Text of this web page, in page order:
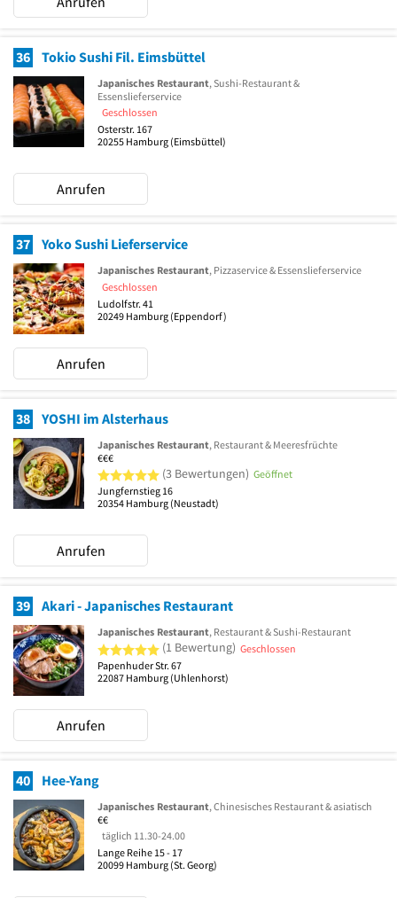
36 Tokio Sushi Fil. Eimsbüttel
Japanisches Restaurant, Sushi-Restaurant &
Essenslieferservice
Geschlossen
Osterstr. 167
20255 Hamburg (Eimsbüttel)
Anrufen
37 Yoko Sushi Lieferservice
Japanisches Restaurant, Pizzaservice & Essenslieferservice
Geschlossen
Ludolfstr. 41
20249 Hamburg (Eppendorf)
Anrufen
38 YOSHI im Alsterhaus
Japanisches Restaurant, Restaurant & Meeresfrüchte
€€€
5 von 5 Sternen
(3 Bewertungen) Geöffnet
Jungfernstieg 16
20354 Hamburg (Neustadt)
Anrufen
39 Akari - Japanisches Restaurant
Japanisches Restaurant, Restaurant & Sushi-Restaurant
5 von 5 Sternen
(1 Bewertung) Geschlossen
Papenhuder Str. 67
22087 Hamburg (Uhlenhorst)
Anrufen
40 Hee-Yang
Japanisches Restaurant, Chinesisches Restaurant & asiatisch
€€
täglich 11.30-24.00
Lange Reihe 15 - 17
20099 Hamburg (St. Georg)